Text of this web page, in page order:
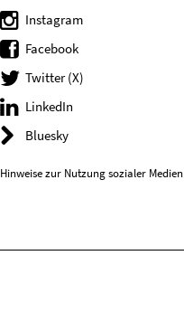
Instagram
Facebook
Twitter (X)
LinkedIn
Bluesky
Hinweise zur Nutzung sozialer Medien